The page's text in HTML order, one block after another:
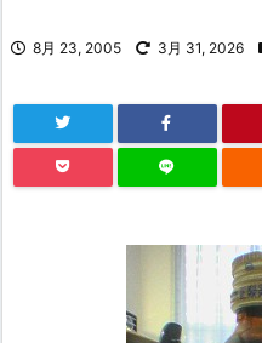
8月 23, 2005 3月 31, 2026